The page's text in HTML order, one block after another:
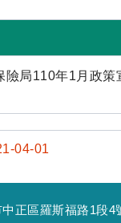
險局110年1月政策
04-01
正區羅斯福路1段4